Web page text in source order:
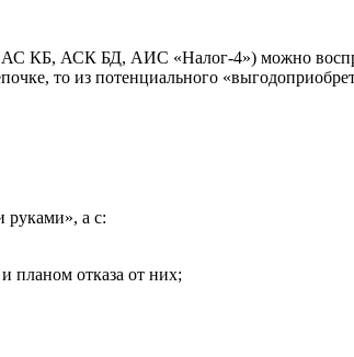
КБ, АСК БД, АИС «Налог‑4») можно
то из потенциального
а с:
планом отказа от них;